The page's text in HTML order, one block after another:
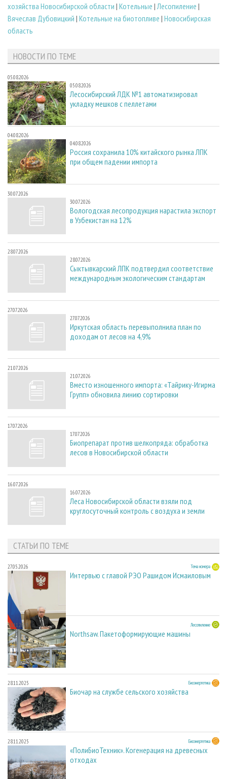
хозяйства Новосибирской области | Котельные |Лесопиление |
Вячеслав Дубовицкий | Котельные на биотопливе | Новосибирская
область
НОВОСТИ ПО ТЕМЕ
05.08.2026
05.08.2026
Лесосибирский ЛДК №1 автоматизировал
укладку мешков с пеллетами
04.08.2026
04.08.2026
Россия сохранила 10% китайского рынка ЛПК
при общем падении импорта
30.07.2026
30.07.2026
Вологодская лесопродукция нарастила экспорт
в Узбекистан на 12%
28.07.2026
28.07.2026
Сыктывкарский ЛПК подтвердил соответствие
международным экологическим стандартам
27.07.2026
27.07.2026
Иркутская область перевыполнила план по
доходам от лесов на 4,9%
21.07.2026
21.07.2026
Вместо изношенного импорта: «Тайрику-Игирма
Групп» обновила линию сортировки
17.07.2026
17.07.2026
Биопрепарат против шелкопряда: обработка
лесов в Новосибирской области
16.07.2026
16.07.2026
Леса Новосибирской области взяли под
круглосуточный контроль с воздуха и земли
СТАТЬИ ПО ТЕМЕ
27.05.2026 Тема номера
Интервью с главой РЭО Рашидом Исмаиловым
28.11.2025 Лесопиление
Northsaw. Пакетоформирующие машины
28.11.2025 Биоэнергетика
Биочар на службе сельского хозяйства
28.11.2025 Биоэнергетика
«ПолиБиоТехник». Когенерация на древесных
отходах